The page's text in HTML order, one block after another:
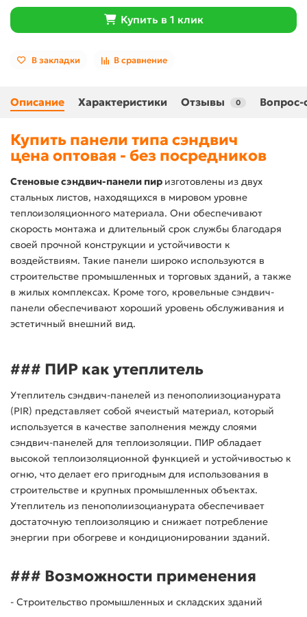
Купить в 1 клик
В закладки В сравнение
Описание Характеристики Отзывы 0 Вопрос-
Купить панели типа сэндвич
цена оптовая - без посредников
Стеновые сэндвич-панели пир изготовлены из двух
стальных листов, находящихся в мировом уровне
теплоизоляционного материала. Они обеспечивают
скорость монтажа и длительный срок службы благодаря
своей прочной конструкции и устойчивости к
воздействиям. Такие панели широко используются в
строительстве промышленных и торговых зданий, а также
в жилых комплексах. Кроме того, кровельные сэндвич-
панели обеспечивают хороший уровень обслуживания и
эстетичный внешний вид.
### ПИР как утеплитель
Утеплитель сэндвич-панелей из пенополиизоцианурата
(PIR) представляет собой ячеистый материал, который
используется в качестве заполнения между слоями
сэндвич-панелей для теплоизоляции. ПИР обладает
высокой теплоизоляционной функцией и устойчивостью к
огню, что делает его пригодным для использования в
строительстве и крупных промышленных объектах.
Утеплитель из пенополиизоцианурата обеспечивает
достаточную теплоизоляцию и снижает потребление
энергии при обогреве и кондиционировании зданий.
### Возможности применения
- Строительство промышленных и складских зданий